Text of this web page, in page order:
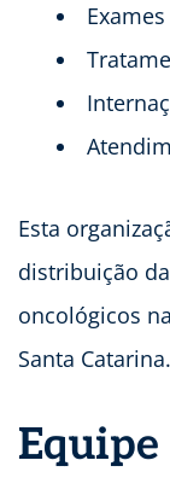
Esta
distribuição
oncológicos
Santa Catarina.